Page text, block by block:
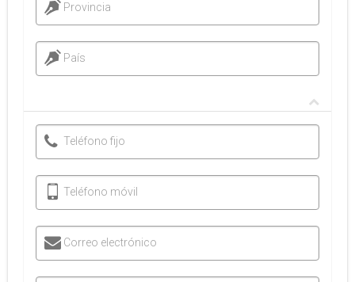
Provincia
País
Teléfono fijo
Teléfono móvil
Correo electrónico